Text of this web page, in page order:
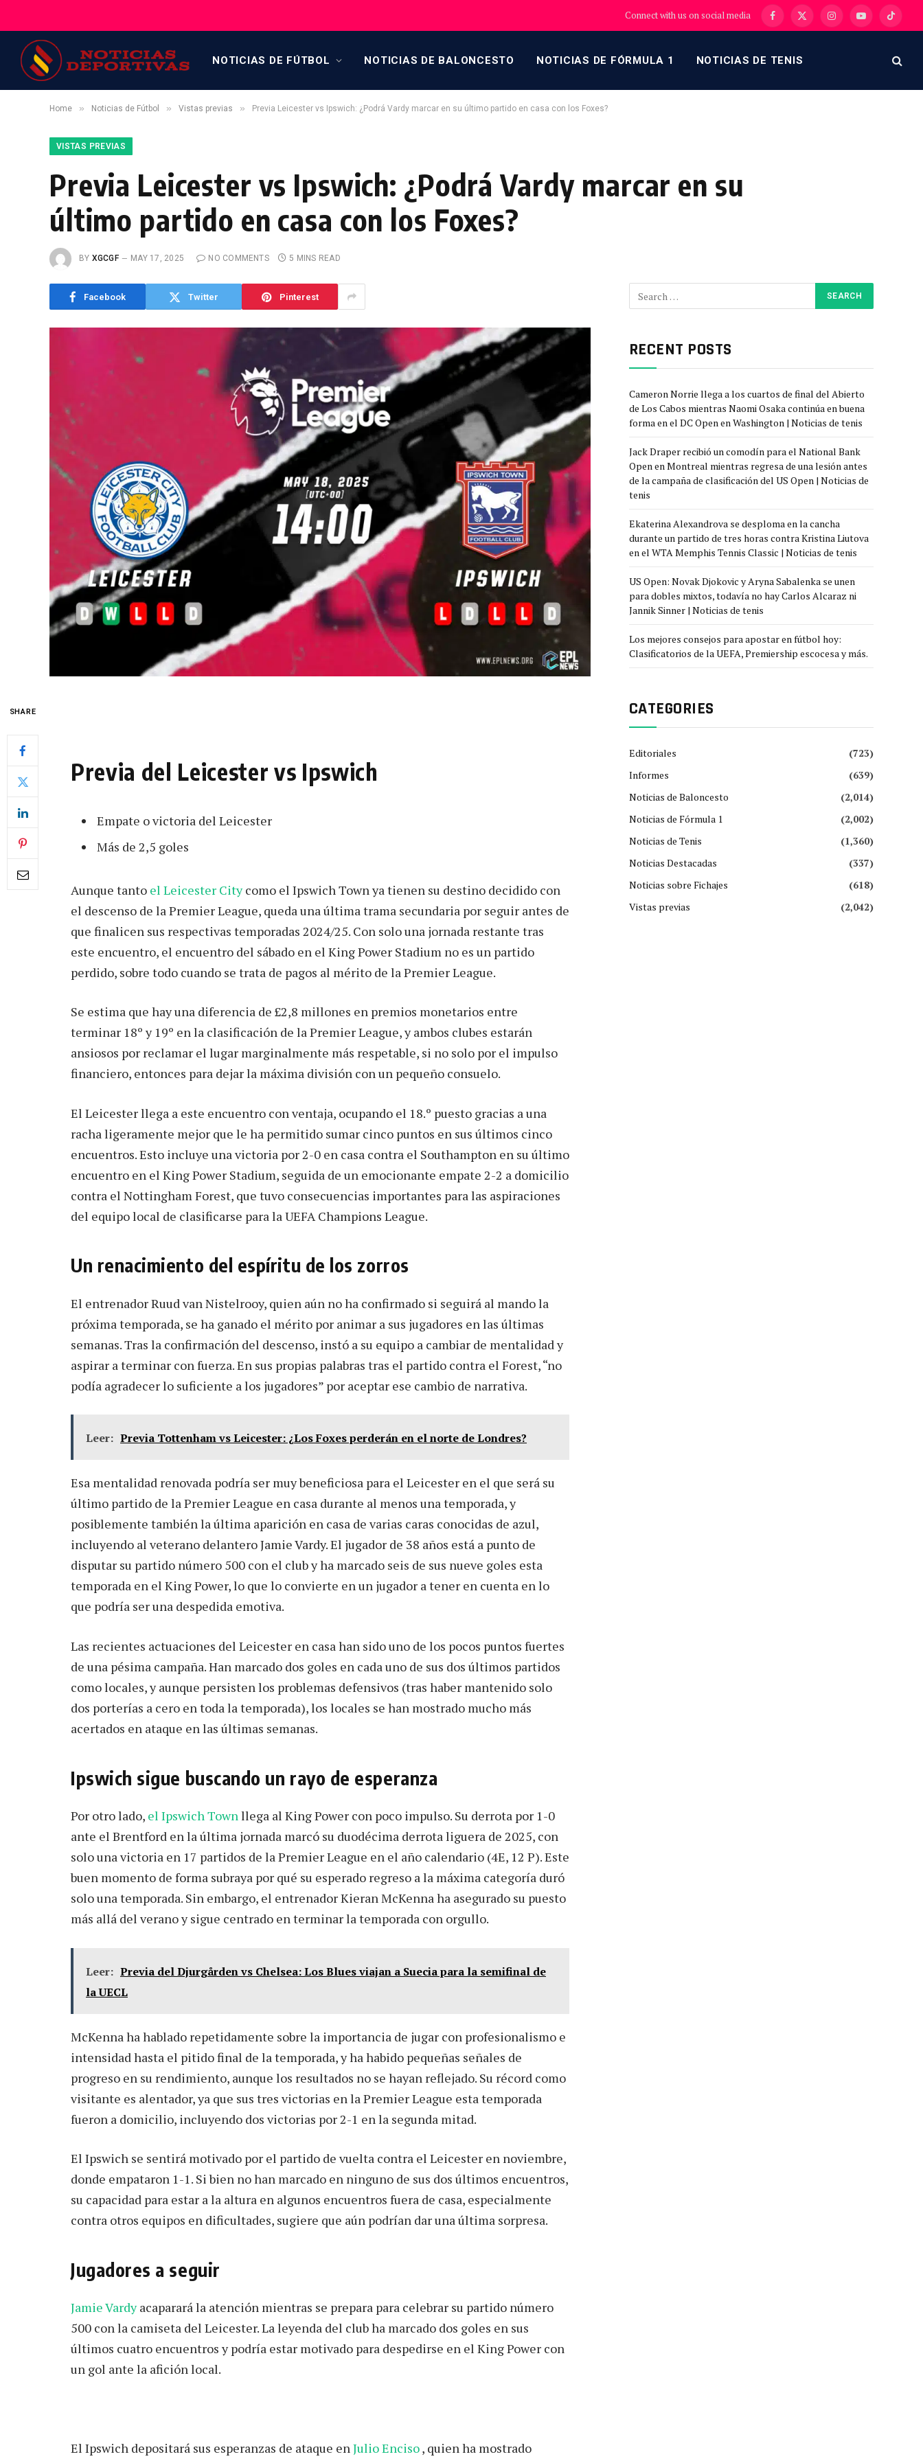
Connect with us on social media Facebook
X
InstagramYouTubeTikTok
NOTICIAS DE FÚTBOL NOTICIAS DE BALONCESTO NOTICIAS DE FÓRMULA 1 NOTICIAS DE TENIS
Home » Noticias de Fútbol » Vistas previas » Previa Leicester vs Ipswich: ¿Podrá Vardy marcar en su último partido en casa con los Foxes?
VISTAS PREVIAS
Previa Leicester vs Ipswich: ¿Podrá Vardy marcar en su
último partido en casa con los Foxes?
BY XGCGF MAY 17, 2025 NO COMMENTS 5 MINS READ
Facebook Twitter Pinterest
SHARE
Previa del Leicester vs Ipswich
Empate o victoria del Leicester
Más de 2,5 goles
Aunque tanto el Leicester Citycomo el Ipswich Town ya tienen su destino decidido con
el descenso de la Premier League, queda una última trama secundaria por seguir antes de
que finalicen sus respectivas temporadas 2024/25. Con solo una jornada restante tras
este encuentro, el encuentro del sábado en el King Power Stadium no es un partido
perdido, sobre todo cuando se trata de pagos al mérito de la Premier League.
Se estima que hay una diferencia de £2,8 millones en premios monetarios entre
terminar 18º y 19º en la clasificación de la Premier League, y ambos clubes estarán
ansiosos por reclamar el lugar marginalmente más respetable, si no solo por el impulso
financiero, entonces para dejar la máxima división con un pequeño consuelo.
El Leicester llega a este encuentro con ventaja, ocupando el 18.º puesto gracias a una
racha ligeramente mejor que le ha permitido sumar cinco puntos en sus últimos cinco
encuentros. Esto incluye una victoria por 2-0 en casa contra el Southampton en su último
encuentro en el King Power Stadium, seguida de un emocionante empate 2-2 a domicilio
contra el Nottingham Forest, que tuvo consecuencias importantes para las aspiraciones
del equipo local de clasificarse para la UEFA Champions League.
Un renacimiento del espíritu de los zorros
El entrenador Ruud van Nistelrooy, quien aún no ha confirmado si seguirá al mando la
próxima temporada, se ha ganado el mérito por animar a sus jugadores en las últimas
semanas. Tras la confirmación del descenso, instó a su equipo a cambiar de mentalidad y
aspirar a terminar con fuerza. En sus propias palabras tras el partido contra el Forest, “no
podía agradecer lo suficiente a los jugadores” por aceptar ese cambio de narrativa.
Leer: Previa Tottenham vs Leicester: ¿Los Foxes perderán en el norte de Londres?
Esa mentalidad renovada podría ser muy beneficiosa para el Leicester en el que será su
último partido de la Premier League en casa durante al menos una temporada, y
posiblemente también la última aparición en casa de varias caras conocidas de azul,
incluyendo al veterano delantero Jamie Vardy. El jugador de 38 años está a punto de
disputar su partido número 500 con el club y ha marcado seis de sus nueve goles esta
temporada en el King Power, lo que lo convierte en un jugador a tener en cuenta en lo
que podría ser una despedida emotiva.
Las recientes actuaciones del Leicester en casa han sido uno de los pocos puntos fuertes
de una pésima campaña. Han marcado dos goles en cada uno de sus dos últimos partidos
como locales, y aunque persisten los problemas defensivos (tras haber mantenido solo
dos porterías a cero en toda la temporada), los locales se han mostrado mucho más
acertados en ataque en las últimas semanas.
Ipswich sigue buscando un rayo de esperanza
Por otro lado, el Ipswich Town llega al King Power con poco impulso. Su derrota por 1-0
ante el Brentford en la última jornada marcó su duodécima derrota liguera de 2025, con
solo una victoria en 17 partidos de la Premier League en el año calendario (4E, 12 P). Este
buen momento de forma subraya por qué su esperado regreso a la máxima categoría duró
solo una temporada. Sin embargo, el entrenador Kieran McKenna ha asegurado su puesto
más allá del verano y sigue centrado en terminar la temporada con orgullo.
Leer: Previa del Djurgården vs Chelsea: Los Blues viajan a Suecia para la semifinal de
la UECL
McKenna ha hablado repetidamente sobre la importancia de jugar con profesionalismo e
intensidad hasta el pitido final de la temporada, y ha habido pequeñas señales de
progreso en su rendimiento, aunque los resultados no se hayan reflejado. Su récord como
visitante es alentador, ya que sus tres victorias en la Premier League esta temporada
fueron a domicilio, incluyendo dos victorias por 2-1 en la segunda mitad.
El Ipswich se sentirá motivado por el partido de vuelta contra el Leicester en noviembre,
donde empataron 1-1. Si bien no han marcado en ninguno de sus dos últimos encuentros,
su capacidad para estar a la altura en algunos encuentros fuera de casa, especialmente
contra otros equipos en dificultades, sugiere que aún podrían dar una última sorpresa.
Jugadores a seguir
Jamie Vardyacaparará la atención mientras se prepara para celebrar su partido número
500 con la camiseta del Leicester. La leyenda del club ha marcado dos goles en sus
últimos cuatro encuentros y podría estar motivado para despedirse en el King Power con
un gol ante la afición local.
El Ipswich depositará sus esperanzas de ataque enJulio Enciso, quien ha mostrado
RECENT POSTS
Cameron Norrie llega a los cuartos de final del Abierto
de Los Cabos mientras Naomi Osaka continúa en buena
forma en el DC Open en Washington | Noticias de tenis
Jack Draper recibió un comodín para el National Bank
Open en Montreal mientras regresa de una lesión antes
de la campaña de clasificación del US Open | Noticias de
tenis
Ekaterina Alexandrova se desploma en la cancha
durante un partido de tres horas contra Kristina Liutova
en el WTA Memphis Tennis Classic | Noticias de tenis
US Open: Novak Djokovic y Aryna Sabalenka se unen
para dobles mixtos, todavía no hay Carlos Alcaraz ni
Jannik Sinner | Noticias de tenis
Los mejores consejos para apostar en fútbol hoy:
Clasificatorios de la UEFA, Premiership escocesa y más.
CATEGORIES
Editoriales
(723)
Informes
(639)
Noticias de Baloncesto
(2,014)
Noticias de Fórmula 1
(2,002)
Noticias de Tenis
(1,360)
Noticias Destacadas
(337)
Noticias sobre Fichajes
(618)
Vistas previas
(2,042)